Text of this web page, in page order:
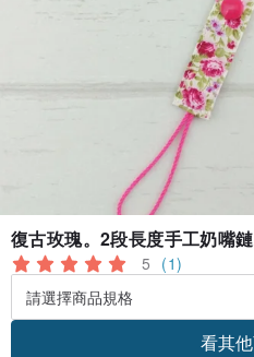
復古玫瑰。2段長度手工奶嘴
5 (1)
看其